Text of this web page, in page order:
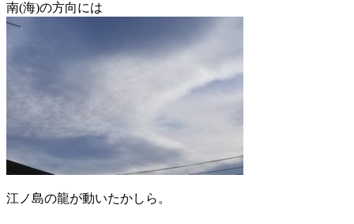
南(海)の方向には
江ノ島の龍が動いたかしら。